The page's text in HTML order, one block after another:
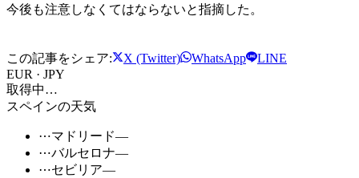
今後も注意しなくてはならないと指摘した。
この記事をシェア: X (Twitter) WhatsApp
LINE
EUR · JPY
取得中…
スペインの天気
⋯マドリード—
⋯バルセロナ—
⋯セビリア—